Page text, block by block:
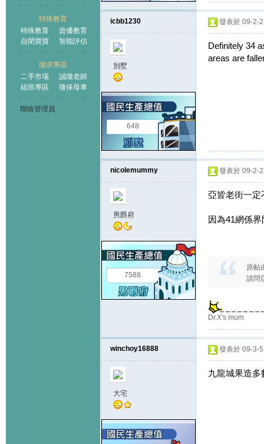
特殊教育
特殊教育
資優教育
自閉寶寶
智能評估
徵求專區
二手市場
誠徵老師
組班專區
徵保母車
聯絡管理員
icbb1230
別墅
648
發表於 09-2-
Definitely 34
areas are
nicolemummy
男爵府
7588
發表於 09-2-
亞皆老街一定
因為41網係
原帖
請問
Dr.X's mum
winchoy16888
大宅
發表於 09-3-
九龍城果造多